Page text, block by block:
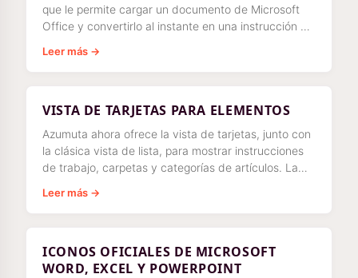
que le permite cargar un documento de Microsoft
Office y convertirlo al instante en una instrucción de
Leer más →
VISTA DE TARJETAS PARA ELEMENTOS
Azumuta ahora ofrece la vista de tarjetas, junto con
la clásica vista de lista, para mostrar instrucciones
de trabajo, carpetas y categorías de artículos. La
Leer más →
ICONOS OFICIALES DE MICROSOFT
WORD, EXCEL Y POWERPOINT